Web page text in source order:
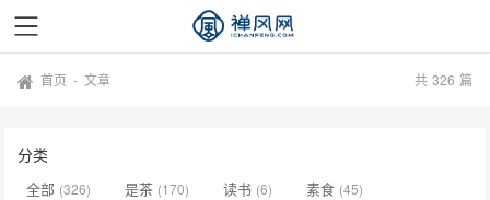
首页 -文章 共 326 篇
分类
全部 (326) 是茶 (170) 读书 (6) 素食 (45)